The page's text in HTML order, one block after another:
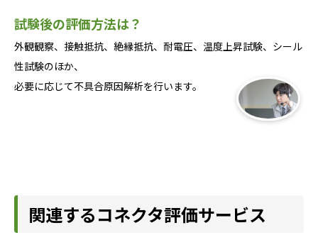
試験後の評価方法は？
外観観察、接触抵抗、絶縁抵抗、耐電圧、温度上昇試験、シール
性試験のほか、
必要に応じて不具合原因解析を行います。
関連するコネクタ評価サービス